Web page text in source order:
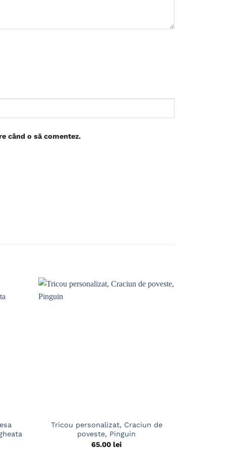
când o să comentez.
Tricou personalizat, Craciun de
poveste, Pinguin
65.00 lei